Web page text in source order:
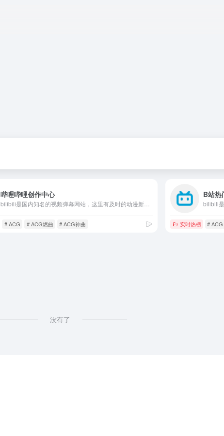
哔哩哔哩创作中心
bilibili是国内知名的视频弹幕网站，这里有及时的动漫新番，活跃的ACG氛围，有创意的Up主。大家可以在这里找到许多欢乐。
# ACG # ACG燃曲 # ACG神曲
B站热
实时热榜 # ACG
没有了